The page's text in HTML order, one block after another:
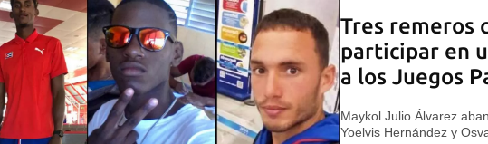
Tres remeros
participar en
a los Juegos
Maykol Julio Álvarez
Yoelvis Hernández y